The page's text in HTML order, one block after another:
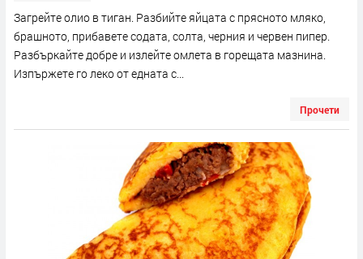
Загрейте олио в тиган. Разбийте яйцата с прясното мляко,
брашното, прибавете содата, солта, черния и червен пипер.
Разбъркайте добре и излейте омлета в горещата мазнина.
Изпържете го леко от едната с...
Прочети